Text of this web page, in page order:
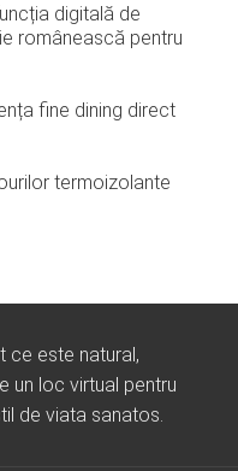
digitală de
românească pentru
fine dining direct
termoizolante
ce este natural,
un loc virtual pentru
de viata sanatos.